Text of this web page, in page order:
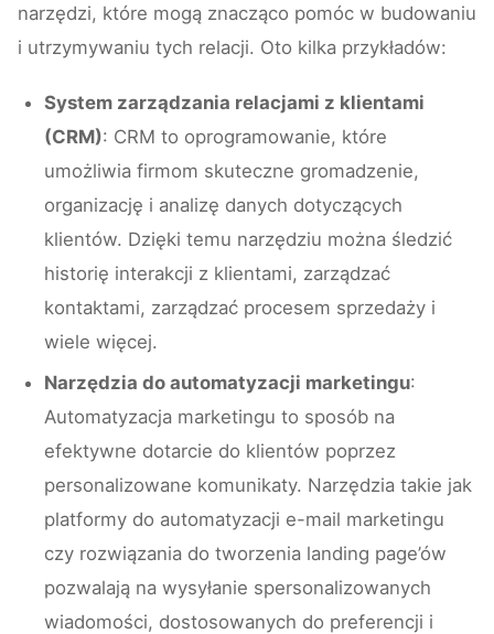
narzędzi, które mogą znacząco pomóc w budowaniu
i utrzymywaniu tych relacji. Oto kilka przykładów:
System zarządzania relacjami z klientami
(CRM): CRM to oprogramowanie, które
umożliwia firmom skuteczne gromadzenie,
organizację i analizę danych dotyczących
klientów. Dzięki temu narzędziu można śledzić
historię interakcji z klientami, zarządzać
kontaktami, zarządzać procesem sprzedaży i
wiele więcej.
Narzędzia do automatyzacji marketingu:
Automatyzacja marketingu to sposób na
efektywne dotarcie do klientów poprzez
personalizowane komunikaty. Narzędzia takie jak
platformy do automatyzacji e-mail marketingu
czy rozwiązania do tworzenia landing page’ów
pozwalają na wysyłanie spersonalizowanych
wiadomości, dostosowanych do preferencji i